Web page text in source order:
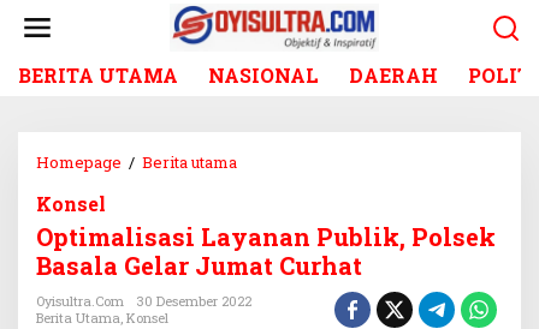
BERITA UTAMA NASIONAL DAERAH
Homepage / Berita utama
i
m
a
l
Konsel
Optimalisasi Layanan Publik, Polsek
Basala Gelar Jumat Curhat
Oyisultra.com
30 Desember 2022
Berita Utama, Konsel